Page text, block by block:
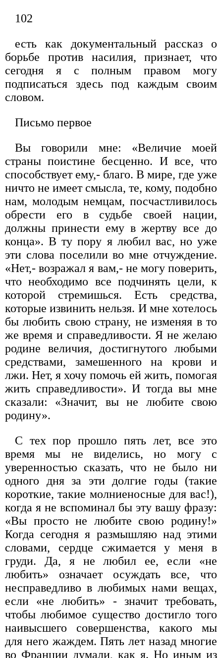
102
есть как документальный рассказ о
борьбе против насилия, призна­ет, что
сегодня я с полным правом могу
подписаться здесь под каж­дым своим
словом.
Письмо первое
Вы говорили мне: «Величие моей
страны поистине бесценно. И все, что
способствует ему,- благо. В мире, где уже
ничто не име­ет смысла, те, кому, подобно
нам, молодым немцам, посчастли­вилось
обрести его в судьбе своей нации,
должны принести ему в жертву все до
конца». В ту пору я любил вас, но уже
эти слова поселили во мне отчуждение.
«Нет,- возражал я вам,- не могу поверить,
что необходимо все подчинять цели, к
которой стремишься. Есть средства,
которые извинить нельзя. И мне хоте­лось
бы любить свою страну, не изменяя в то
же время и спра­ведливости. Я не желаю
родине величия, достигнутого любыми
средствами, замешенного на крови и
лжи. Нет, я хочу помочь ей жить, помогая
жить справедливости». И тогда вы мне
ска­зали: «Значит, вы не любите свою
родину».
С тех пор прошло пять лет, все это
время мы не ви­делись, но могу с
уверенностью сказать, что не было ни
одного дня за эти долгие годы (такие
короткие, такие молниеносные для вас!),
когда я не вспоминал бы эту вашу фразу:
«Вы прос­то не любите свою родину!»
Когда сегодня я размышляю над этими
словами, сердце сжимается у меня в
груди. Да, я не любил ее, ес­ли «не
любить» означает осуждать все, что
несправедливо в лю­бимых нами вещах,
если «не любить» - значит требовать,
чтобы любимое существо достигло того
наивысшего совершенства, како­го мы
для него жаждем. Пять лет назад многие
во Франции думали, как я. Но иным из